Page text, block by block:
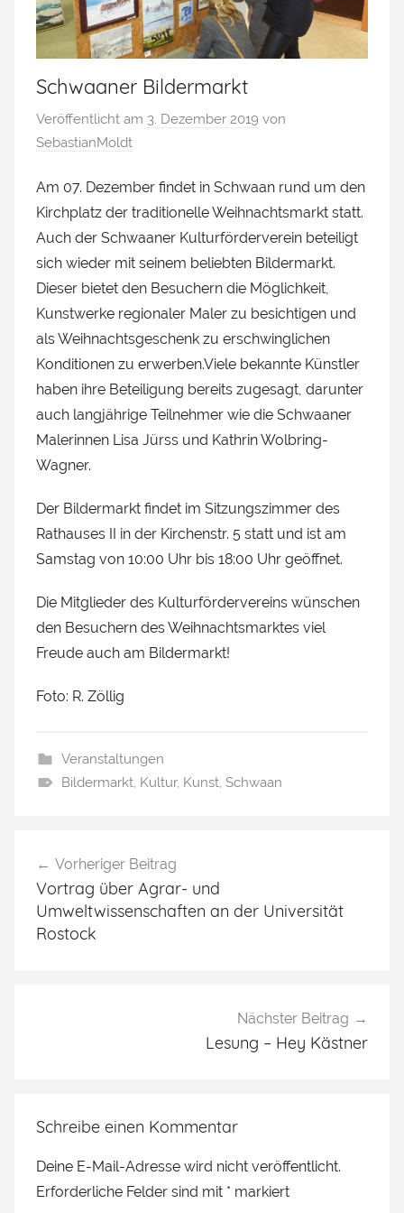
Schwaaner Bildermarkt
Veröffentlicht am 3. Dezember 2019 von
SebastianMoldt
Am 07. Dezember findet in Schwaan rund um den
Kirchplatz der traditionelle Weihnachtsmarkt statt.
Auch der Schwaaner Kulturförderverein beteiligt
sich wieder mit seinem beliebten Bildermarkt.
Dieser bietet den Besuchern die Möglichkeit,
Kunstwerke regionaler Maler zu besichtigen und
als Weihnachtsgeschenk zu erschwinglichen
Konditionen zu erwerben.Viele bekannte Künstler
haben ihre Beteiligung bereits zugesagt, darunter
auch langjährige Teilnehmer wie die Schwaaner
Malerinnen Lisa Jürss und Kathrin Wolbring-
Wagner.
Der Bildermarkt findet im Sitzungszimmer des
Rathauses II in der Kirchenstr. 5 statt und ist am
Samstag von 10:00 Uhr bis 18:00 Uhr geöffnet.
Die Mitglieder des Kulturfördervereins wünschen
den Besuchern des Weihnachtsmarktes viel
Freude auch am Bildermarkt!
Foto: R. Zöllig
Veranstaltungen
Bildermarkt, Kultur, Kunst, Schwaan
Vorheriger Beitrag
Vortrag über Agrar- und
Umweltwissenschaften an der Universität
Rostock
Nächster Beitrag
Lesung – Hey Kästner
Schreibe einen Kommentar
Deine E-Mail-Adresse wird nicht veröffentlicht.
Erforderliche Felder sind mit * markiert